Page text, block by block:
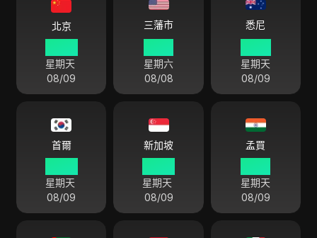
北京
星期天
08/09
三藩市
星期六
08/08
悉尼
星期天
08/09
首爾
星期天
08/09
新加坡
星期天
08/09
孟買
星期天
08/09